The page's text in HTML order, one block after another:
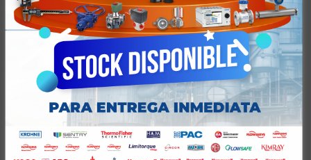
Tiempos y Condiciones de Entrega
Valoraciones (0)